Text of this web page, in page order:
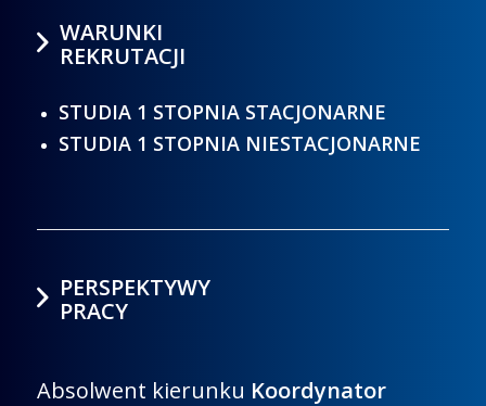
WARUNKI
REKRUTACJI
STUDIA 1 STOPNIA STACJONARNE
STUDIA 1 STOPNIA NIESTACJONARNE
PERSPEKTYWY
PRACY
Absolwent kierunku Koordynator